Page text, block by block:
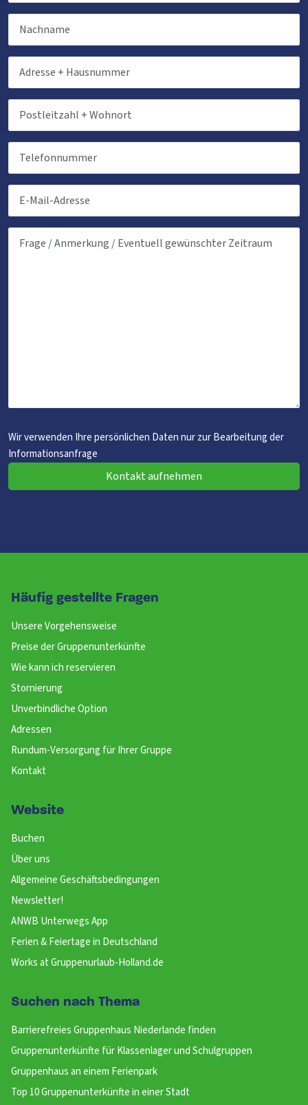
Wir verwenden Ihre persönlichen Daten nur zur Bearbeitung der
Informationsanfrage
Kontakt aufnehmen
Häufig gestellte Fragen
Unsere Vorgehensweise
Preise der Gruppenunterkünfte
Wie kann ich reservieren
Stornierung
Unverbindliche Option
Adressen
Rundum-Versorgung für Ihrer Gruppe
Kontakt
Website
Buchen
Über uns
Allgemeine Geschäftsbedingungen
Newsletter!
ANWB Unterwegs App
Ferien & Feiertage in Deutschland
Works at Gruppenurlaub-Holland.de
Suchen nach Thema
Barrierefreies Gruppenhaus Niederlande finden
Gruppenunterkünfte für Klassenlager und Schulgruppen
Gruppenhaus an einem Ferienpark
Top 10 Gruppenunterkünfte in einer Stadt